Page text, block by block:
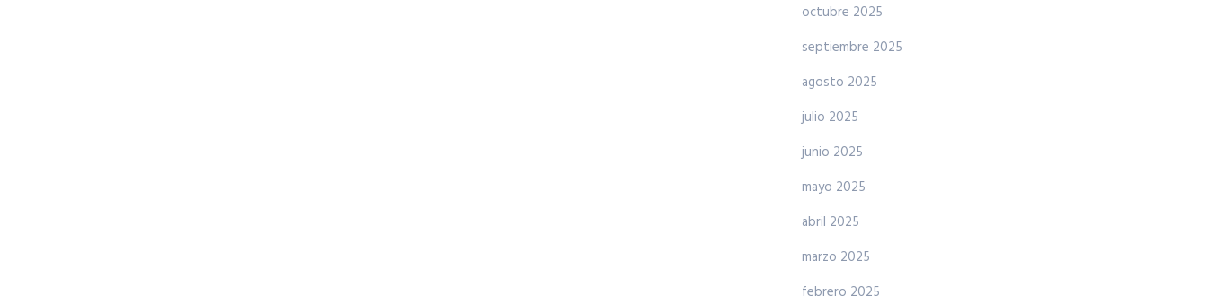
octubre 2025
septiembre 2025
agosto 2025
julio 2025
junio 2025
mayo 2025
abril 2025
marzo 2025
febrero 2025